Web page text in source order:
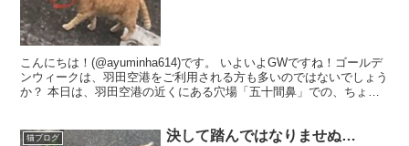
こんにちは！(@ayuminha614)です。 いよいよGWですね！ゴールデ
ンウィークは、羽田空港をご利用される方も多いのではないでしょう
か？ 本日は、羽田空港の近くにある穴場「五十間鼻」での、ちょっ
猫ブログ 決して踏んではなりませぬ…